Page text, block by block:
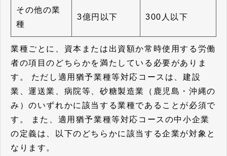
その他の業
種
3億円以下 300人以下
業種ごとに、資本または出資額か常時使用する労働
者の項目のどちらかを満たしている必要がありま
す。
ただし適用猶予業種等対応コースは、建設
業、運送業、病院等、砂糖製造業（鹿児島・沖縄の
み）のいずれかに該当する業種であることが必須で
す。
また、適用猶予業種等対応コースの中小企業
の定義は、以下のどちらかに該当する企業が対象と
なります。